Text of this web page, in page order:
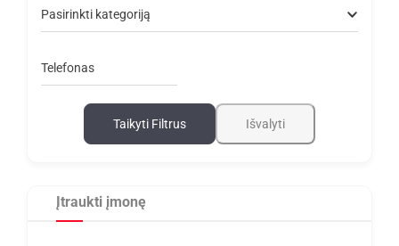
Pasirinkti kategoriją
Telefonas
Taikyti Filtrus Išvalyti
Įtraukti įmonę